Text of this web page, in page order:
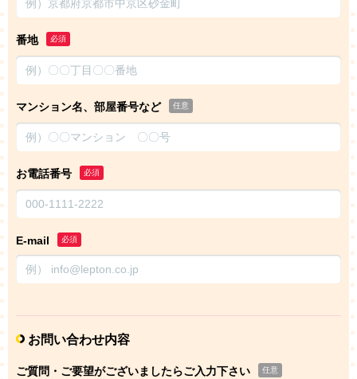
番地 必須
マンション名、部屋番号など 任意
お電話番号 必須
E-mail 必須
お問い合わせ内容
ご質問・ご要望がございましたらご入力下さい 任意